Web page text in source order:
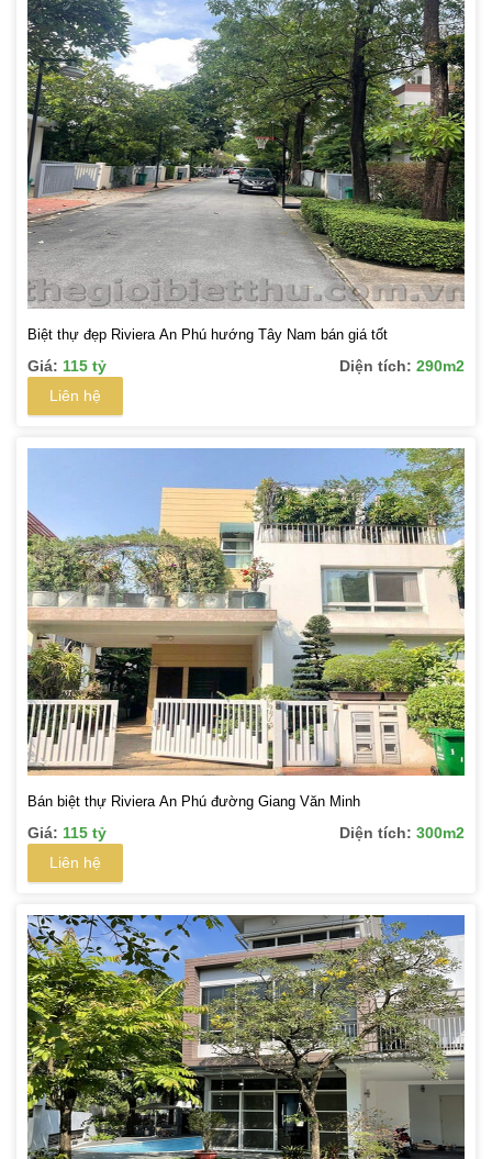
Biệt thự đẹp Riviera An Phú hướng Tây Nam bán giá tốt
Giá: 115 tỷ Diện tích: 290m2
Liên hệ
Bán biệt thự Riviera An Phú đường Giang Văn Minh
Giá: 115 tỷ Diện tích: 300m2
Liên hệ